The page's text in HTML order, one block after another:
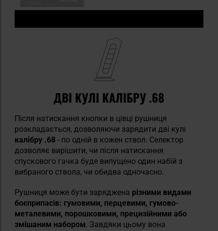
ДВІ КУЛІ КАЛІБРУ .68
Після натискання кнопки в цівці рушниця
розкладається, дозволяючи зарядити дві кулі
калібру .68 - по одній в кожен ствол. Селектор
дозволяє вирішити, чи після натискання
спускового гачка буде випущено один набій з
вибраного ствола, чи обидва одночасно.
Рушниця може бути заряджена різними видами
боєприпасів: гумовими, перцевими, гумово-
металевими, порошковими, прецизійними або
змішаним набором. Завдяки цьому вона